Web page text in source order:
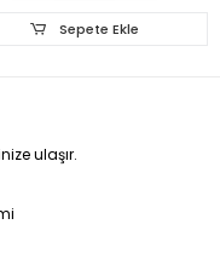
Sepete Ekle
ulaşır.